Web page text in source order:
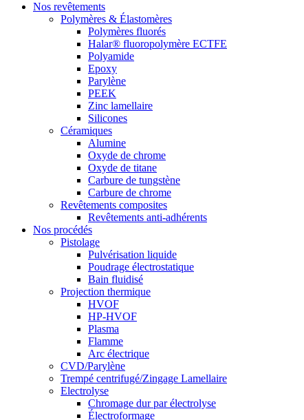
Nos revêtements
Polymères & Élastomères
Polymères fluorés
Halar® fluoropolymère ECTFE
Polyamide
Epoxy
Parylène
PEEK
Zinc lamellaire
Silicones
Céramiques
Alumine
Oxyde de chrome
Oxyde de titane
Carbure de tungstène
Carbure de chrome
Revêtements composites
Revêtements anti-adhérents
Nos procédés
Pistolage
Pulvérisation liquide
Poudrage électrostatique
Bain fluidisé
Projection thermique
HVOF
HP-HVOF
Plasma
Flamme
Arc électrique
CVD/Parylène
Trempé centrifugé/Zingage Lamellaire
Electrolyse
Chromage dur par électrolyse
Électroformage